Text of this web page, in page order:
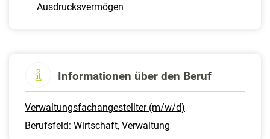
Ausdrucksvermögen
Informationen über den Beruf
Verwaltungsfachangestellter (m/w/d)
Berufsfeld: Wirtschaft, Verwaltung